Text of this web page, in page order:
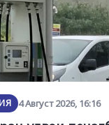
4 Август 2026, 16:16